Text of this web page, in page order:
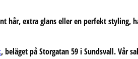
hår, extra glans eller en perfekt styling,
, beläget på Storgatan 59 i Sundsvall. Vår